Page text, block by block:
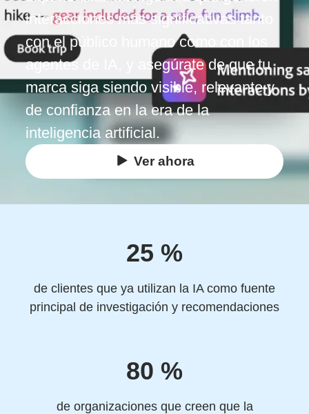
interacciones más significativas tanto
con el público humano como con los
agentes de IA, y asegúrate de que tu
marca siga siendo visible, relevante y
de confianza en la era de la
inteligencia artificial.
Ver ahora
25 %
de clientes que ya utilizan la IA como fuente
principal de investigación y recomendaciones
80 %
de organizaciones que creen que la